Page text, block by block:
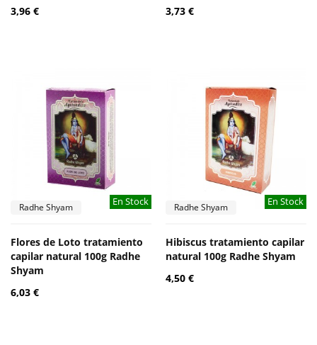
3,96 €
3,73 €
En Stock
Radhe Shyam
Flores de Loto tratamiento
capilar natural 100g Radhe
Shyam
6,03 €
En Stock
Radhe Shyam
Hibiscus tratamiento capilar
natural 100g Radhe Shyam
4,50 €